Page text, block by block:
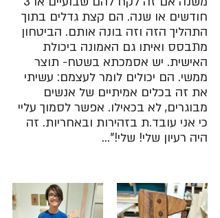
חודשים או שנה. הם קצת גדלים בתוך
התהליך הזה וזה בונה אותם. הביטחון
מתבסס ואיתו גם האמונה ביכולת
האישית. יש אסמכתא בשטח- תוצר
ממשי. הם יכולים לומר לעצמם: עשיתי
את זה בכלים אמיתיים של אנשים
מבוגרים, לא בכאילו. אפשר לסמוך עליי
כי אני עובד.ת בזהירות ובאחריות. זה
היה רעיון שלי! שלי!"...